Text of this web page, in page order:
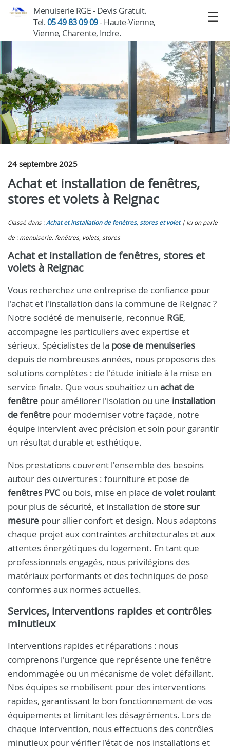
Menuiserie RGE - Devis Gratuit.
Tel.05 49 83 09 09- Haute-Vienne,
Vienne, Charente, Indre.
24 septembre 2025
Achat et installation de fenêtres,
stores et volets à Reignac
Classé dans :Achat et installation de fenêtres, stores et volet
Ici on parle
de : menuiserie, fenêtres, volets, stores
Achat et installation de fenêtres, stores et
volets à Reignac
Vous recherchez une entreprise de confiance pour
l'achat et l'installation dans la commune de Reignac ?
Notre société de menuiserie, reconnue RGE,
accompagne les particuliers avec expertise et
sérieux. Spécialistes de la pose de menuiseries
depuis de nombreuses années, nous proposons des
solutions complètes : de l'étude initiale à la mise en
service finale. Que vous souhaitiez un achat de
fenêtre pour améliorer l'isolation ou une installation
de fenêtre pour moderniser votre façade, notre
équipe intervient avec précision et soin pour garantir
un résultat durable et esthétique.
Nos prestations couvrent l'ensemble des besoins
autour des ouvertures : fourniture et pose de
fenêtres PVC ou bois, mise en place de volet roulant
pour plus de sécurité, et installation de store sur
mesure pour allier confort et design. Nous adaptons
chaque projet aux contraintes architecturales et aux
attentes énergétiques du logement. En tant que
professionnels engagés, nous privilégions des
matériaux performants et des techniques de pose
conformes aux normes actuelles.
Services, interventions rapides et contrôles
minutieux
Interventions rapides et réparations : nous
comprenons l'urgence que représente une fenêtre
endommagée ou un mécanisme de volet défaillant.
Nos équipes se mobilisent pour des interventions
rapides, garantissant le bon fonctionnement de vos
équipements et limitant les désagréments. Lors de
chaque intervention, nous effectuons des contrôles
minutieux pour vérifier l’état de nos installations et